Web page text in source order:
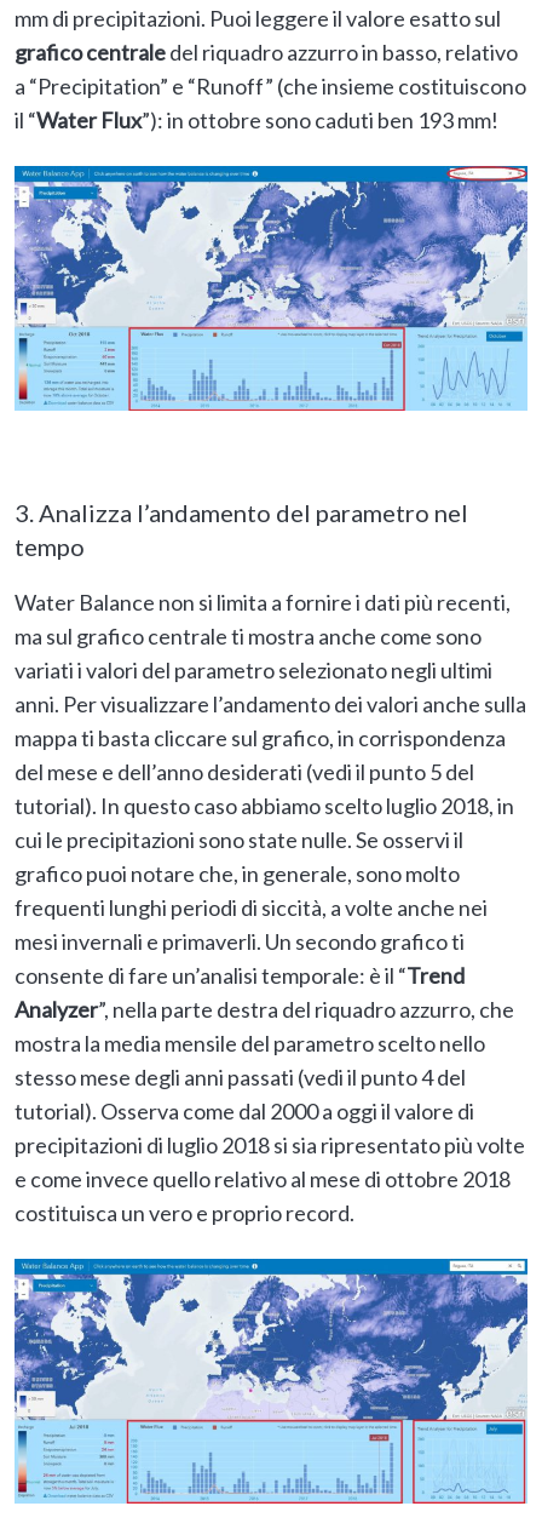
mm di precipitazioni. Puoi leggere il valore esatto sul
grafico centraledel riquadro azzurro in basso, relativo
a “Precipitation” e “Runoff” (che insieme costituiscono
il “Water Flux”): in ottobre sono caduti ben 193 mm!
3. Analizza l’andamento del parametro nel
tempo
Water Balance non si limita a fornire i dati più recenti,
ma sul grafico centrale ti mostra anche come sono
variati i valori del parametro selezionato negli ultimi
anni. Per visualizzare l’andamento dei valori anche sulla
mappa ti basta cliccare sul grafico, in corrispondenza
del mese e dell’anno desiderati (vedi il punto 5 del
tutorial). In questo caso abbiamo scelto luglio 2018, in
cui le precipitazioni sono state nulle. Se osservi il
grafico puoi notare che, in generale, sono molto
frequenti lunghi periodi di siccità, a volte anche nei
mesi invernali e primaverli. Un secondo grafico ti
consente di fare un’analisi temporale: è il “Trend
Analyzer”, nella parte destra del riquadro azzurro, che
mostra la media mensile del parametro scelto nello
stesso mese degli anni passati (vedi il punto 4 del
tutorial). Osserva come dal 2000 a oggi il valore di
precipitazioni di luglio 2018 si sia ripresentato più volte
e come invece quello relativo al mese di ottobre 2018
costituisca un vero e proprio record.